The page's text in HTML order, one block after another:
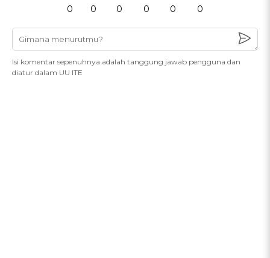
0 0 0 0 0 0
Isi komentar sepenuhnya adalah tanggung jawab pengguna dan
diatur dalam UU ITE